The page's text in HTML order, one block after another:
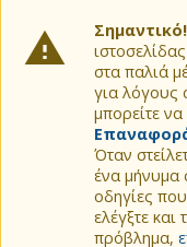
Σημαντικό!
στα παλιά
για λόγους
μπορείτε να
Όταν
ένα μήνυμα
οδηγίες
ελέγξτε και
πρόβλημα,